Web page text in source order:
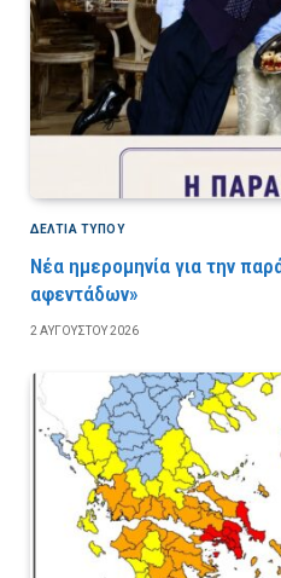
ΔΕΛΤΙΑ ΤΥΠΟΥ
Νέα ημερομηνία για την
αφεντάδων»
2 ΑΥΓΟΎΣΤΟΥ 2026